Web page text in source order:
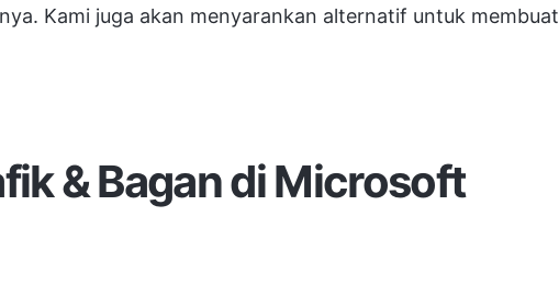
Kami juga akan menyarankan alternatif untuk membuat
& Bagan di Microsoft